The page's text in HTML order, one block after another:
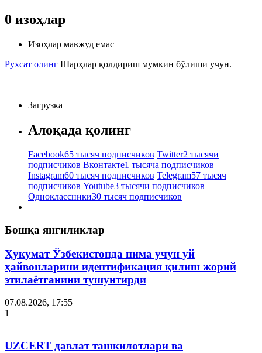
0 изоҳлар
Изоҳлар мавжуд емас
Рухсат олинг Шарҳлар қолдириш мумкин бўлиши учун.
Загрузка
Алоқада қолинг
Facebook65 тысяч подписчиков Twitter2 тысячи
подписчиков Вконтакте1 тысяча подписчиков
Instagram60 тысяч подписчиков Telegram57 тысяч
подписчиков Youtube3 тысячи подписчиков
Одноклассники30 тысяч подписчиков
Бошқа янгиликлар
Ҳукумат Ўзбекистонда нима учун уй
ҳайвонларини идентификация қилиш жорий
этилаётганини тушунтирди
07.08.2026, 17:55
1
UZCERT давлат ташкилотлари ва